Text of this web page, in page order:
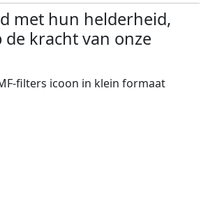
met hun helderheid,
de kracht van onze